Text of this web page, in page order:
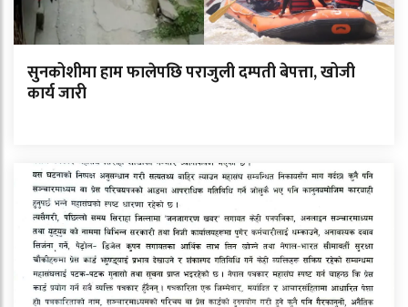
सुनकोशीमा हाम फालेपछि पराजुली दम्पती बेपत्ता, खोजी
कार्य जारी